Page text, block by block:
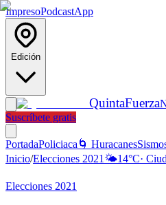
ImpresoPodcastApp
Edición
QuintaFuerza
Suscríbete gratis
PortadaPoliciaca 🌀 Huracanes
Inicio/Elecciones 2021 🌤️14°C·
Elecciones 2021